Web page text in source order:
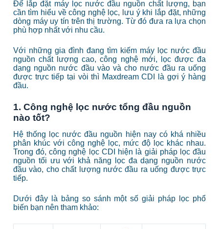
Để lắp đặt máy lọc nước đầu nguồn chất lượng, bạn
cần tìm hiểu về công nghệ lọc, lưu ý khi lắp đặt, những
dòng máy uy tín trên thị trường. Từ đó đưa ra lựa chọn
phù hợp nhất với nhu cầu.
Với những gia đình đang tìm kiếm máy lọc nước đầu
nguồn chất lượng cao, công nghệ mới, lọc được đa
dạng nguồn nước đầu vào và cho nước đầu ra uống
được trực tiếp tại vòi thì Maxdream CDI là gợi ý hàng
đầu.
1. Công nghệ lọc nước tổng đầu nguồn
nào tốt?
Hệ thống lọc nước đầu nguồn hiện nay có khá nhiều
phân khúc với công nghệ lọc, mức độ lọc khác nhau.
Trong đó, công nghệ lọc CDI hiện là giải pháp lọc đầu
nguồn tối ưu với khả năng lọc đa dạng nguồn nước
đầu vào, cho chất lượng nước đầu ra uống được trực
tiếp.
Dưới đây là bảng so sánh một số giải pháp lọc phổ
biến bạn nên tham khảo: